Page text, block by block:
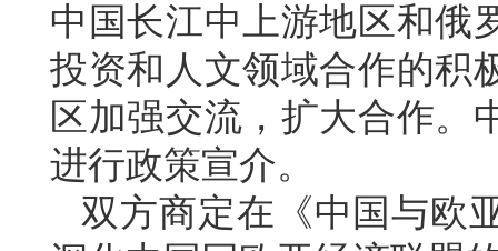
中国长江中上游地区和俄
投资和人文领域合作的积
区加强交流，扩大合作。
进行政策宣介。
双方商定在《中国与欧